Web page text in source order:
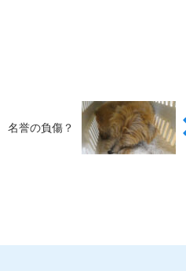
名誉の負傷？